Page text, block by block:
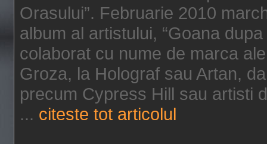
Orasului”. Februarie 2010
album al artistului, “Goana
colaborat cu nume de marca
Groza, la Holograf sau Artan,
precum Cypress Hill sau artisti
... citeste tot articolul